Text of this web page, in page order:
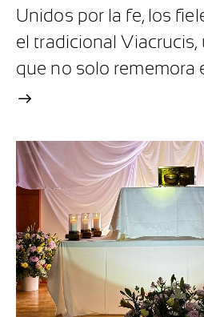
Unidos por la fe, los
el tradicional Viacrucis,
que no solo rememora